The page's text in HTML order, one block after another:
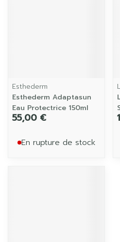
Esthederm
Esthederm Adaptasun
Eau Protectrice 150ml
55,00 €
En rupture de stock